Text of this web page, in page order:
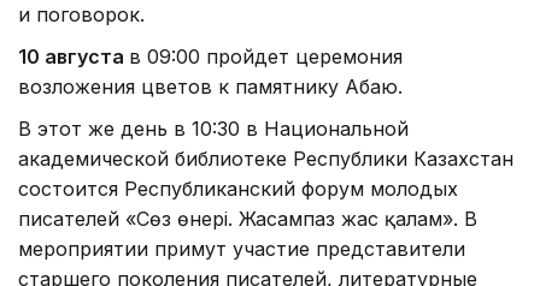
и поговорок.
10 августа в 09:00 пройдет церемония
возложения цветов к памятнику Абаю.
В этот же день в 10:30 в Национальной
академической библиотеке Республики Казахстан
состоится Республиканский форум молодых
писателей «Сөз өнері. Жасампаз жас қалам». В
мероприятии примут участие представители
старшего поколения писателей, литературные